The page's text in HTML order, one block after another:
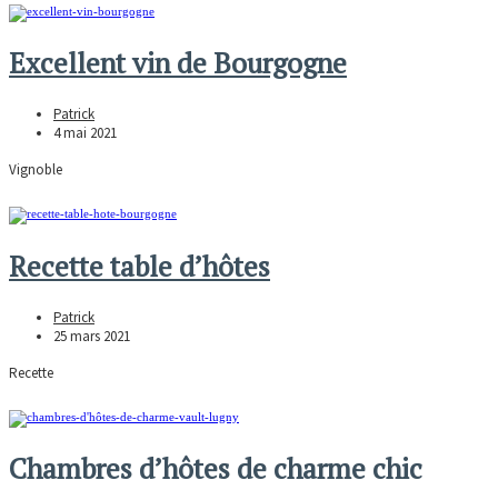
Excellent vin de Bourgogne
Patrick
4 mai 2021
Vignoble
Recette table d’hôtes
Patrick
25 mars 2021
Recette
Chambres d’hôtes de charme chic